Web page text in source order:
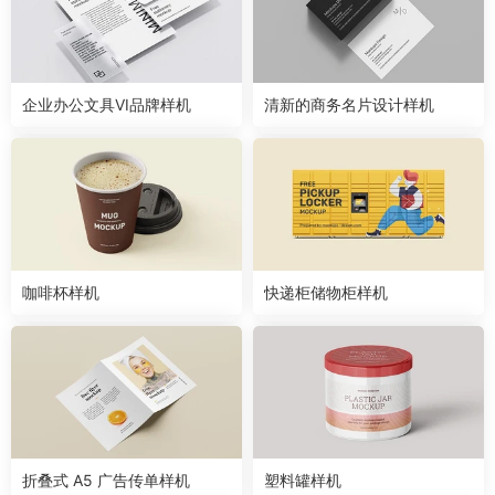
企业办公文具VI品牌样机 清新的商务名片设计样机
咖啡杯样机 快递柜储物柜样机
折叠式 A5 广告传单样机 塑料罐样机